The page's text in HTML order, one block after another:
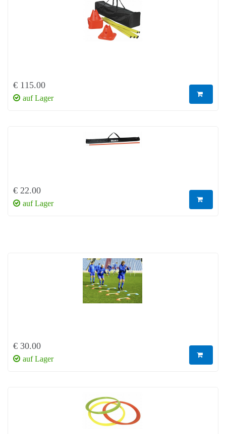
€ 115.00
auf Lager
€ 22.00
auf Lager
€ 30.00
auf Lager